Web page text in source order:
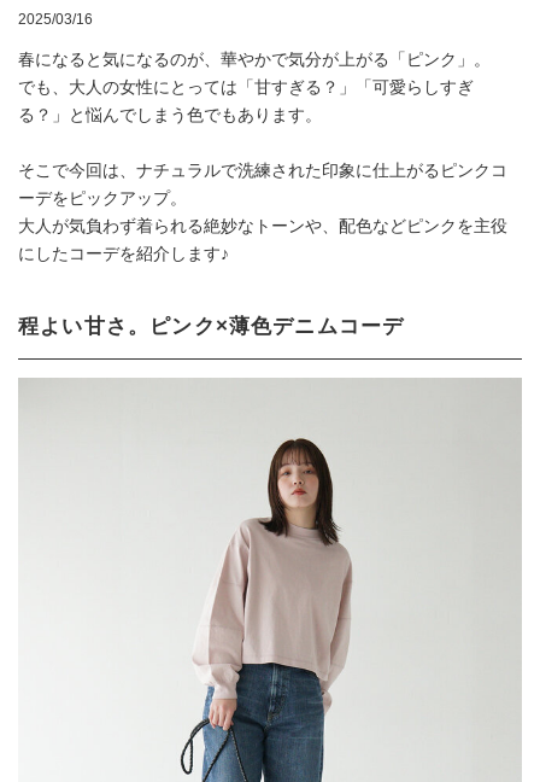
2025/03/16
春になると気になるのが、華やかで気分が上がる「ピンク」。
でも、大人の女性にとっては「甘すぎる？」「可愛らしすぎ
る？」と悩んでしまう色でもあります。
そこで今回は、ナチュラルで洗練された印象に仕上がるピンクコ
ーデをピックアップ。
大人が気負わず着られる絶妙なトーンや、配色などピンクを主役
にしたコーデを紹介します♪
程よい甘さ。ピンク×薄色デニムコーデ